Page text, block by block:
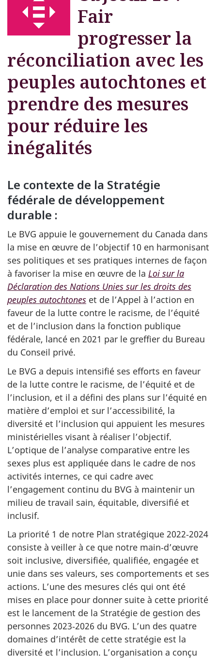
Fair
progresser la
réconciliation avec les
peuples autochtones et
prendre des mesures
pour réduire les
inégalités
Le contexte de la Stratégie
fédérale de développement
durable :
Le BVG appuie le gouvernement du Canada dans
la mise en œuvre de l’objectif 10 en harmonisant
ses politiques et ses pratiques internes de façon
à favoriser la mise en œuvre de la Loi sur la
Déclaration des Nations Unies sur les droits des
peuples autochtones et de l’Appel à l’action en
faveur de la lutte contre le racisme, de l’équité
et de l’inclusion dans la fonction publique
fédérale, lancé en 2021 par le greffier du Bureau
du Conseil privé.
Le BVG a depuis intensifié ses efforts en faveur
de la lutte contre le racisme, de l’équité et de
l’inclusion, et il a défini des plans sur l’équité en
matière d’emploi et sur l’accessibilité, la
diversité et l’inclusion qui appuient les mesures
ministérielles visant à réaliser l’objectif.
L’optique de l’analyse comparative entre les
sexes plus est appliquée dans le cadre de nos
activités internes, ce qui cadre avec
l’engagement continu du BVG à maintenir un
milieu de travail sain, équitable, diversifié et
inclusif.
La priorité 1 de notre Plan stratégique 2022‑2024
consiste à veiller à ce que notre main‑d’œuvre
soit inclusive, diversifiée, qualifiée, engagée et
unie dans ses valeurs, ses comportements et ses
actions. L’une des mesures clés qui ont été
mises en place pour donner suite à cette priorité
est le lancement de la Stratégie de gestion des
personnes 2023‑2026 du BVG. L’un des quatre
domaines d’intérêt de cette stratégie est la
diversité et l’inclusion. L’organisation a conçu